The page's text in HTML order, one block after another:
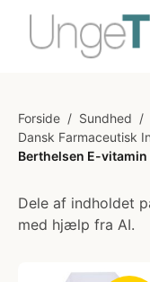
Forside / Sundhed /
Dansk Farmaceutisk
Berthelsen E-vitamin
Dele af indholdet
med hjælp fra AI.